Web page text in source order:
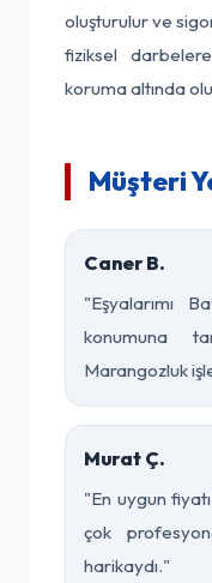
oluşturulur ve
fiziksel
koruma altında
Müşteri
Caner B.
"Eşyalarımı
konumuna
Marangozluk
Murat Ç.
"En uygun
çok
harikaydı."